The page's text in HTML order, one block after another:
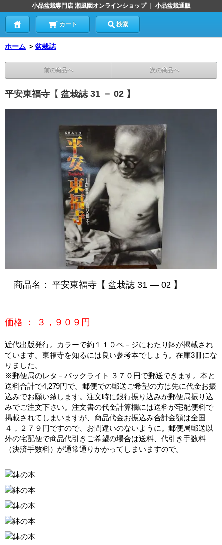
小品盆栽専門店 湘風園オンラインショップ ｜ 小品盆栽通販
カート 検索
ホーム ＞盆栽誌
前の商品へ 次の商品へ
平安東福寺【 盆栽誌 31 － 02 】
商品名： 平安東福寺【 盆栽誌 31 ― 02 】
価格 ： ３，９０９円
近代出版発行。カラーで約１１０ペ－ジにわたり鉢が掲載され
ています。東福寺を知るには良い参考本でしょう。在庫3冊にな
りました。
※郵便局のレタ－パックライト ３７０円で郵送できます。本と
送料合計で4,279円で。郵便での郵送ご希望の方は先に代金お振
込みでお願い致します。注文時に銀行振り込みか郵便局振り込
みでご注文下さい。注文書の代金計算欄には送料が宅配便料で
掲載されてしまいますが、商品代金お振込み合計金額は全国
４，２７９円ですので、お間違いのないように。郵便局郵送以
外の宅配便で商品代引きご希望の場合は送料、代引き手数料
（決済手数料）が通常通りかかってしまいますので。